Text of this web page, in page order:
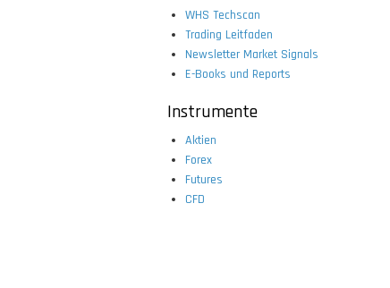
WHS Techscan
Trading Leitfaden
Newsletter Market Signals
E-Books und Reports
Instrumente
Aktien
Forex
Futures
CFD